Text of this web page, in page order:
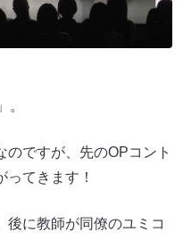
。
ですが、先のOPコント
てきます！
後に教師が同僚のユミコ